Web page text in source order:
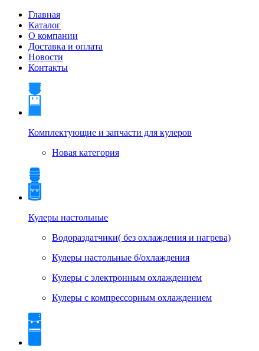
Главная
Каталог
О компании
Доставка и оплата
Новости
Контакты
Комплектующие и запчасти для кулеров
Новая категория
Кулеры настольные
Водораздатчики( без охлаждения и нагрева)
Кулеры настольные б/охлаждения
Кулеры с электронным охлаждением
Кулеры с компрессорным охлаждением